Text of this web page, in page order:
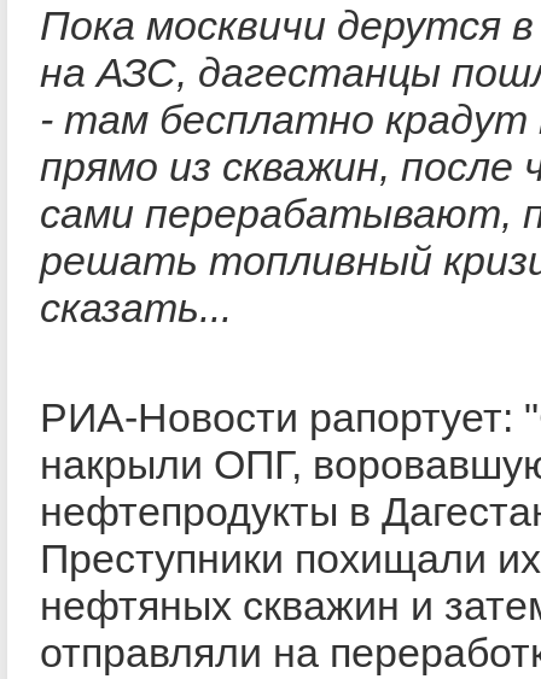
Пока москвичи дерутся
на АЗС, дагестанцы
- там бесплатно
прямо из скважин, после
сами перерабатывают,
решать топливный
сказать...
РИА-Новости рапортует:
накрыли ОПГ,
нефтепродукты в
Преступники похищали
нефтяных скважин и
отправляли на